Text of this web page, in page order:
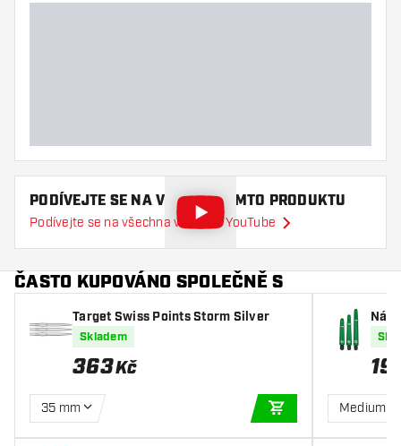
PODÍVEJTE SE NA VIDEO O TOMTO PRODUKTU
Podívejte se na všechna videa na YouTube
ČASTO KUPOVÁNO SPOLEČNĚ S
Target Swiss Points Storm Silver
Skladem
363Kč
35 mm
PŘIDAT DO KOŠÍKU
Medium